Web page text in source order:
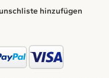
hinzufügen